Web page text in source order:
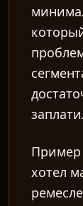
Пример
хотел